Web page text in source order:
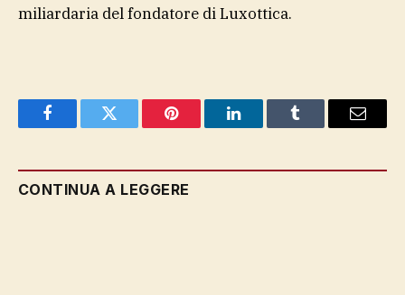
miliardaria del fondatore di Luxottica.
FacebookTwitter Pinterest LinkedInTumblr Email
CONTINUA A LEGGERE